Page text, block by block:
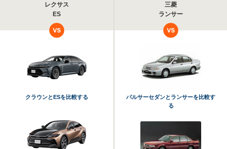
レクサス
ES
三菱
ランサー
クラウンとESを比較する
パルサーセダンとランサーを比較す
る